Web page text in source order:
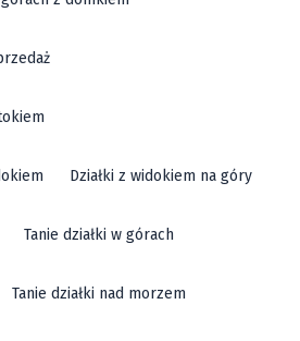
Działki z widokiem na góry
Tanie działki w górach
Tanie działki nad morzem